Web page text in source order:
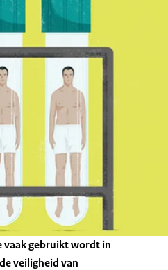
vaak gebruikt wordt in
veiligheid van